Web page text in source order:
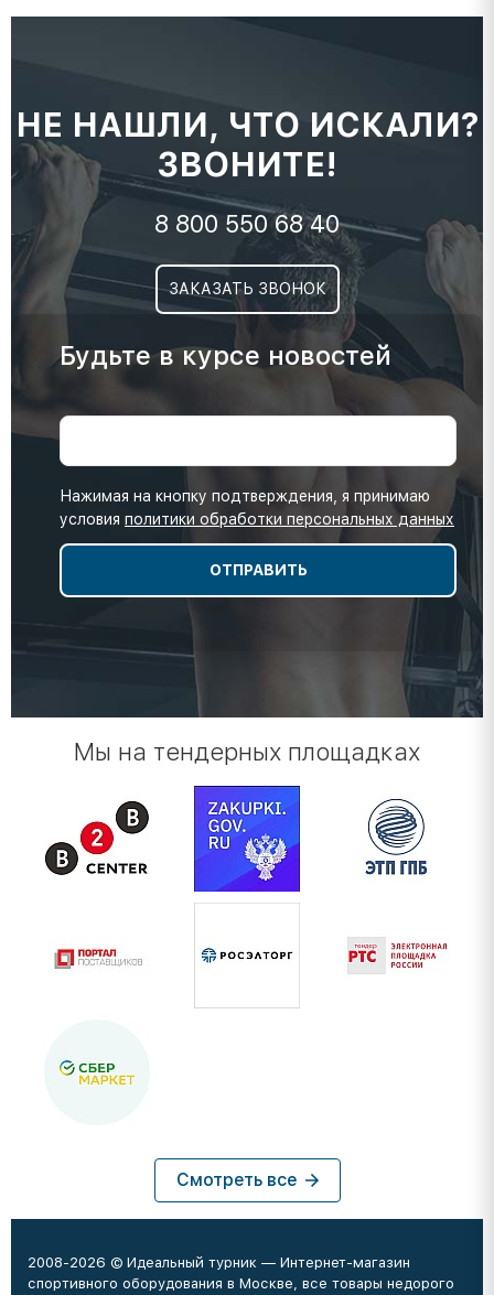
НЕ НАШЛИ, ЧТО ИСКАЛИ?
ЗВОНИТЕ!
8 800 550 68 40
ЗАКАЗАТЬ ЗВОНОК
Будьте в курсе новостей
Нажимая на кнопку подтверждения, я принимаю
условия политики обработки персональных данных
Мы на тендерных площадках
Смотреть все
2008-2026 © Идеальный турник — Интернет-магазин
спортивного оборудования в Москве, все товары недорого